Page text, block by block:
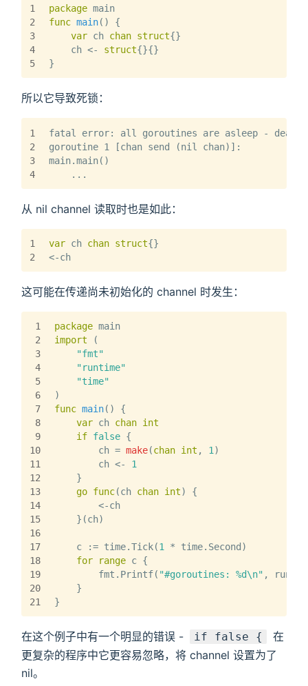
1
2
3
4
5
package main
func main() {
var ch chan struct{}
    ch <-
struct{}{}
}
所以它导致死锁：
1
2
3
4
fatal error: all goroutines are asleep -
goroutine 1 [chan send (nil chan)]:
main.main()
    ...
从 nil channel 读取时也是如此：
1
2
var ch chan struct{}
<-ch
这可能在传递尚未初始化的 channel 时发生：
1
2
3
4
5
6
7
8
9
10
11
12
13
14
15
16
17
18
19
20
21
package main
import (
"fmt"
"runtime"
"time"
)
func main() {
var ch chan int
if false {
        ch =
make(chan int , 1)
        ch <-
1
    }
go func(ch chan int) {
        <-ch
    }(ch)
    c := time.Tick(
1 * time.Second)
for
range c {
        fmt.Printf(
"#goroutines: %d\n" ,
    }
}
在这个例子中有一个明显的错误 - if false {
在
更复杂的程序中它更容易忽略，将 channel 设置为了
nil。